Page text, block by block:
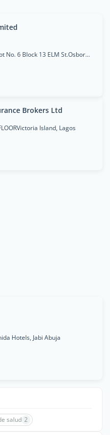
Head Office: Colenson HousePlot No. 6 Block 13 ELM St.Osborne Foreshore Estate Phase 2,Ikoyi, Lagos.
Brokers Ltd
Island, Lagos
Hotels, Jabi Abuja
salud 2